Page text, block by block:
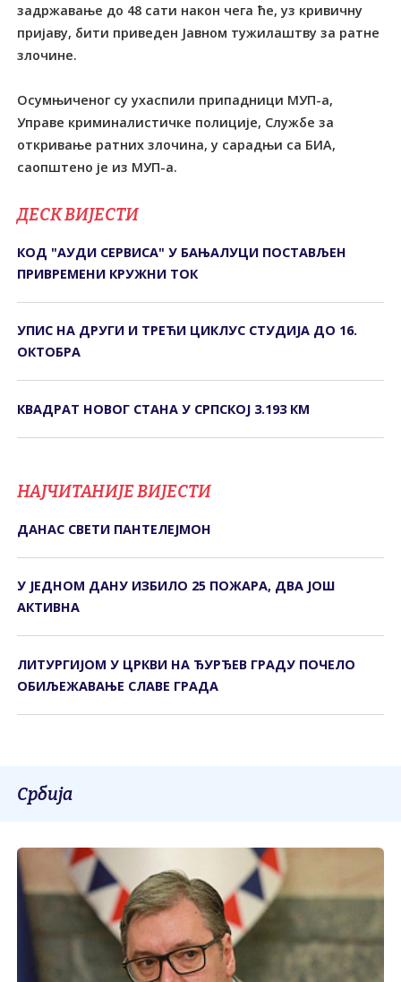
задржавање до 48 сати након чега ће, уз кривичну
пријаву, бити приведен Јавном тужилаштву за ратне
злочине.
Осумњиченог су ухаспили припадници МУП-а,
Управе криминалистичке полиције, Службе за
откривање ратних злочина, у сарадњи са БИА,
саопштено је из МУП-а.
ДЕСК ВИЈЕСТИ
КОД "АУДИ СЕРВИСА" У БАЊАЛУЦИ ПОСТАВЉЕН
ПРИВРЕМЕНИ КРУЖНИ ТОК
УПИС НА ДРУГИ И ТРЕЋИ ЦИКЛУС СТУДИЈА ДО 16.
ОКТОБРА
КВАДРАТ НОВОГ СТАНА У СРПСКОЈ 3.193 КМ
НАЈЧИТАНИЈЕ ВИЈЕСТИ
ДАНАС СВЕTИ ПАНTЕЛЕЈМОН
У ЈЕДНОМ ДАНУ ИЗБИЛО 25 ПОЖАРА, ДВА ЈОШ
АКТИВНА
ЛИТУРГИЈОМ У ЦРКВИ НА ЂУРЂЕВ ГРАДУ ПОЧЕЛО
ОБИЉЕЖАВАЊЕ СЛАВЕ ГРАДА
Србија